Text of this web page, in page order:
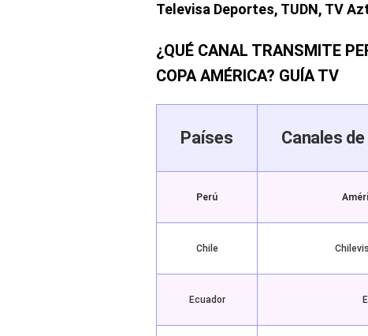
Televisa Deportes, TUDN, TV
¿QUÉ CANAL TRANSMITE
COPA AMÉRICA? GUÍA TV
Países Canales
Perú
Chile
Ecuador